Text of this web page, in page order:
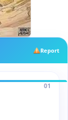
Report
01